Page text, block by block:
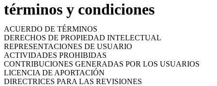
términos y condiciones
ACUERDO DE TÉRMINOS
DERECHOS DE PROPIEDAD INTELECTUAL
REPRESENTACIONES DE USUARIO
ACTIVIDADES PROHIBIDAS
CONTRIBUCIONES GENERADAS POR LOS USUARIOS
LICENCIA DE APORTACIÓN
DIRECTRICES PARA LAS REVISIONES